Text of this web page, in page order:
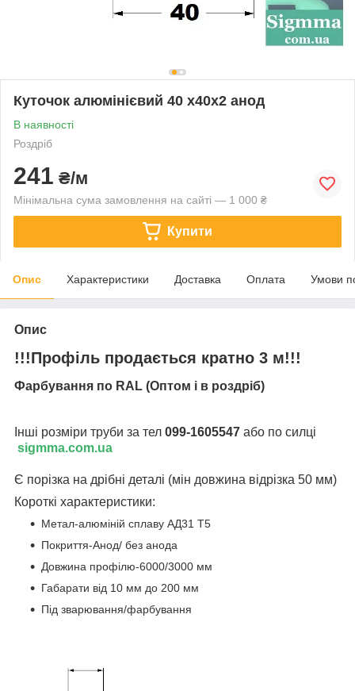
Куточок алюмінієвий 40 х40х2 анод
В наявності
Роздріб
241 ₴/м
Мінімальна сума замовлення на сайті — 1 000 ₴
Купити
Опис Характеристики Доставка Оплата Умови
Опис
!!!Профіль продається кратно 3 м!!!
Фарбування по RAL (Оптом і в роздріб)
Інші розміри труби за тел 099-1605547 або по силці
sigmma.com.ua
Є порізка на дрібні деталі (мін довжина відрізка 50 мм)
Короткі характеристики:
Метал-алюміній сплаву АД31 Т5
Покриття-Анод/ без анода
Довжина профілю-6000/3000 мм
Габарати від 10 мм до 200 мм
Під зварювання/фарбування